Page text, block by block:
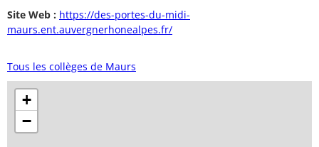
Site Web : https://des-portes-du-midi-
maurs.ent.auvergnerhonealpes.fr/
Tous les collèges de Maurs
+
−